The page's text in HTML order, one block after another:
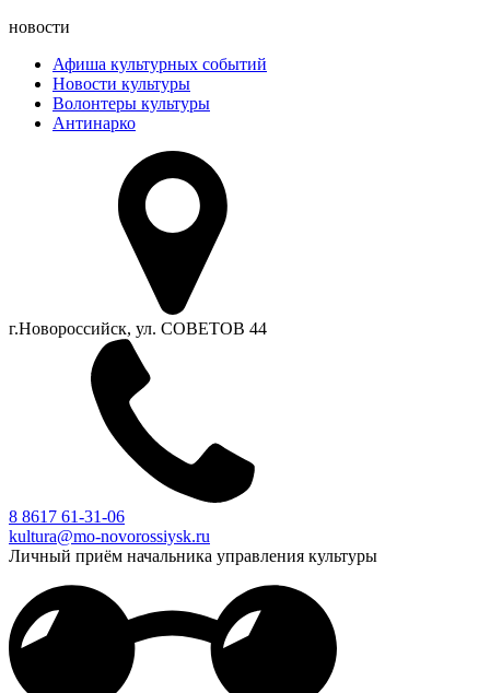
новости
Афиша культурных событий
Новости культуры
Волонтеры культуры
Антинарко
г.Новороссийск, ул. СОВЕТОВ 44
8 8617 61-31-06
kultura@mo-novorossiysk.ru
Личный приём начальника управления культуры